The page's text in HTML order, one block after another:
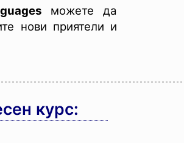
можете да
нови приятели и
курс: